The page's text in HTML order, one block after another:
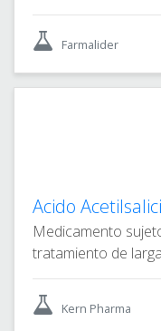
Farmalider
Acido
Medicamento
tratamiento de
Kern Pharma